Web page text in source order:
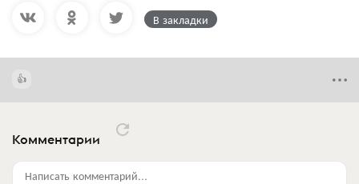
В закладки
Комментарии
Написать комментарий...